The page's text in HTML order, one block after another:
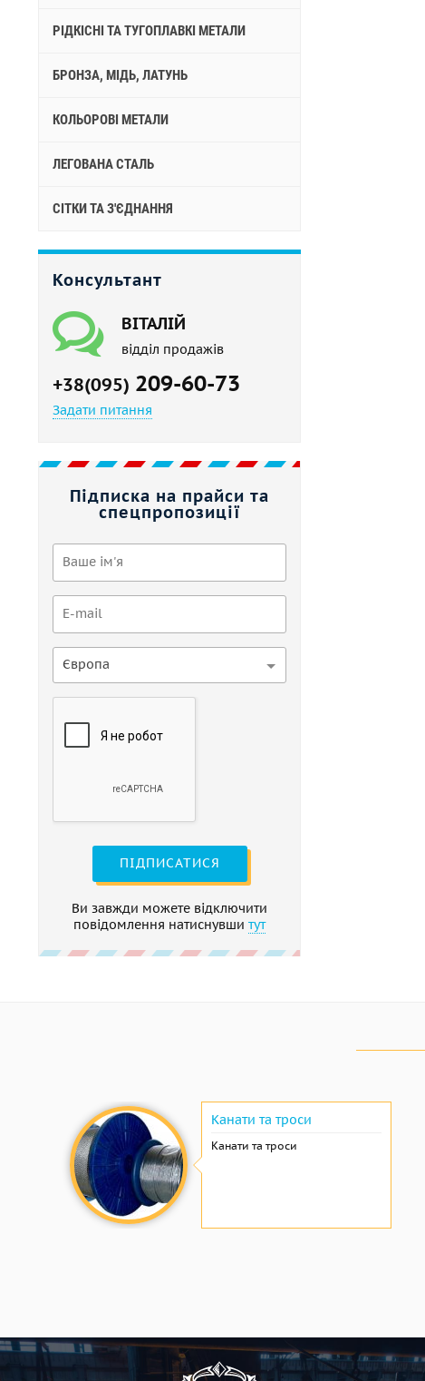
РІДКІСНІ ТА ТУГОПЛАВКІ МЕТАЛИ
БРОНЗА, МІДЬ, ЛАТУНЬ
КОЛЬОРОВІ МЕТАЛИ
ЛЕГОВАНА СТАЛЬ
СІТКИ ТА З'ЄДНАННЯ
Консультант
ВІТАЛІЙ
відділ продажів
+38(095) 209-60-73
Задати питання
Підписка на прайси та
спецпропозиції
Європа
ПІДПИСАТИСЯ
Ви завжди можете відключити
повідомлення натиснувши тут
Канати та троси
Канати та троси